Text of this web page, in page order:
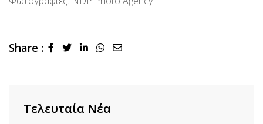
Share : LinkedInWhatsapp
Share
Τελευταία Νέα